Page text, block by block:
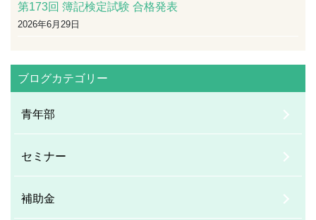
第173回 簿記検定試験 合格発表
2026年6月29日
ブログカテゴリー
青年部
セミナー
補助金